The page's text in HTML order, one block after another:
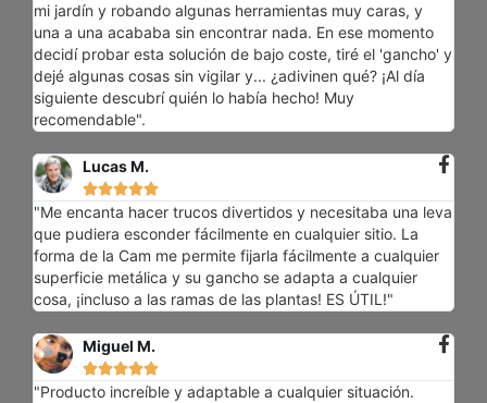
mi jardín y robando algunas herramientas muy caras, y
una a una acababa sin encontrar nada. En ese momento
decidí probar esta solución de bajo coste, tiré el 'gancho' y
dejé algunas cosas sin vigilar y... ¿adivinen qué? ¡Al día
siguiente descubrí quién lo había hecho! Muy
recomendable".
Lucas M.

"Me encanta hacer trucos divertidos y necesitaba una leva
que pudiera esconder fácilmente en cualquier sitio. La
forma de la Cam me permite fijarla fácilmente a cualquier
superficie metálica y su gancho se adapta a cualquier
cosa, ¡incluso a las ramas de las plantas! ES ÚTIL!"
Miguel M.

"Producto increíble y adaptable a cualquier situación.